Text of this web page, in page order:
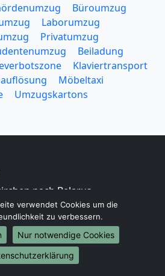
Büroumzug
Laborumzug
Privatumzug
Beiladung
Klaviertransport
Möbeltaxi
Umzugskartons
nach Belarus
nach Belgien
nach Bulgarien
nach Dänemark
nach England
nach Portugal
verwendet Cookies um die
zu verbessern.
Nur notwendige Cookies